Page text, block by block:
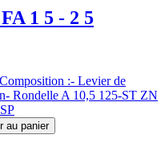
1 5 - 2 5
:- Levier de
Rondelle A 10,5 125-ST ZN
au panier